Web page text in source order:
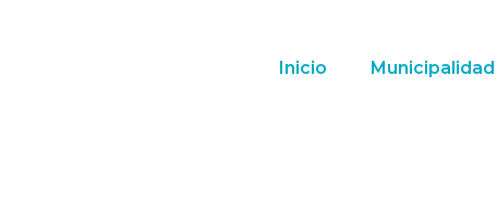
Inicio Municipalidad